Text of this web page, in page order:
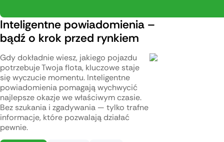
Inteligentne powiadomienia –
bądź o krok przed rynkiem
Gdy dokładnie wiesz, jakiego pojazdu
potrzebuje Twoja flota, kluczowe staje
się wyczucie momentu. Inteligentne
powiadomienia pomagają wychwycić
najlepsze okazje we właściwym czasie.
Bez szukania i zgadywania — tylko trafne
informacje, które pozwalają działać
pewnie.